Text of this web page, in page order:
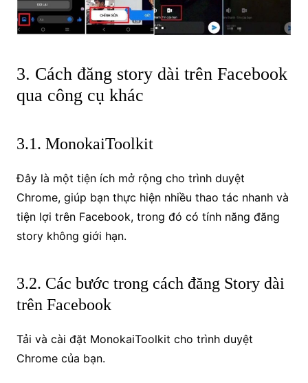
3. Cách đăng story dài trên Facebook
qua công cụ khác
3.1. MonokaiToolkit
Đây là một tiện ích mở rộng cho trình duyệt
Chrome, giúp bạn thực hiện nhiều thao tác nhanh và
tiện lợi trên Facebook, trong đó có tính năng đăng
story không giới hạn.
3.2. Các bước trong cách đăng Story dài
trên Facebook
Tải và cài đặt MonokaiToolkit cho trình duyệt
Chrome của bạn.